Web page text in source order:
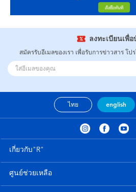
ลงทะเบียนเพื่
สมัครรับอีเมลของเรา เพื่อรับการข่าวสาร โ
ไทย english
เกี่ยวกับ"R"
ศูนย์ช่วยเหลือ